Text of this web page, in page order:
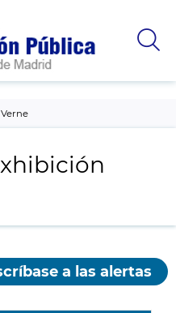
a las alertas